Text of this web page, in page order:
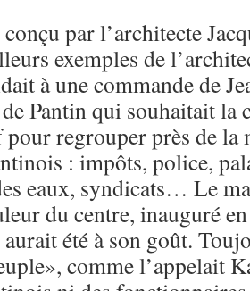
par l’architecte
exemples de
à une commande de
Pantin qui souhaitait la
regrouper près de la
: impôts, police,
eaux, syndicats… Le
du centre, inauguré
aurait été à son goût.
comme l’appelait